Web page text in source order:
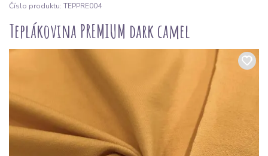
Číslo produktu: TEPPRE004
Teplákovina PREMIUM dark camel